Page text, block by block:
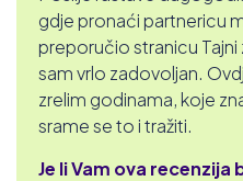
gdje pronaći partnericu
preporučio stranicu Tajni
sam vrlo zadovoljan.
zrelim godinama, koje
srame se to i tražiti.
Je li Vam ova recenzija